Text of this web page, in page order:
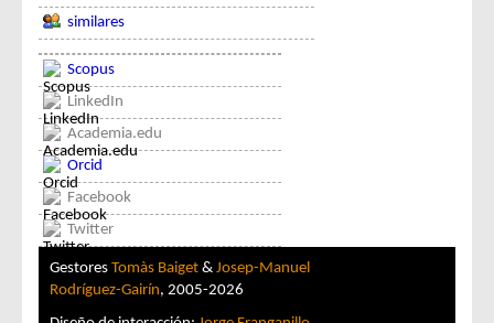
similares
Scopus
LinkedIn
Academia.edu
Orcid
Facebook
Twitter
Gestores Tomàs Baiget & Josep-Manuel
Rodríguez-Gairín, 2005-2026